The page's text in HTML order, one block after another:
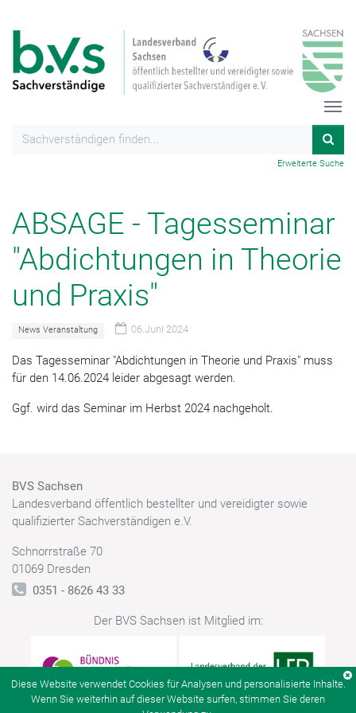
Erweiterte Suche
ABSAGE - Tagesseminar
"Abdichtungen in Theorie
und Praxis"
News Veranstaltung 06.Juni 2024
Das Tagesseminar "Abdichtungen in Theorie und Praxis" muss
für den 14.06.2024 leider abgesagt werden.
Ggf. wird das Seminar im Herbst 2024 nachgeholt.
BVS Sachsen
Landesverband öffentlich bestellter und vereidigter sowie
qualifizierter Sachverständigen e.V.
Schnorrstraße 70
01069 Dresden
0351 - 8626 43 33
Der BVS Sachsen ist Mitglied im:
Diese Website verwendet Cookies für Analysen und personalisierte Inhalte.
Wenn Sie weiterhin auf dieser Website surfen, stimmen Sie deren